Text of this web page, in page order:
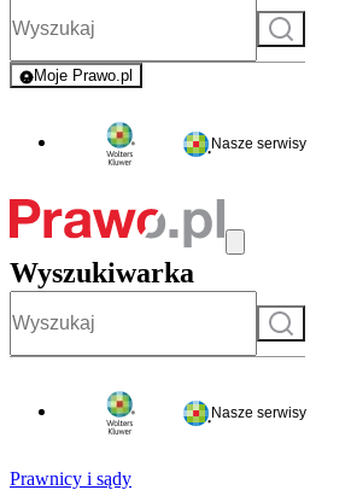
Szukaj
Moje Prawo.pl
- rejestracja i logowanie do serwisu
Nasze serwisy
Wyszukiwarka
Szukaj
Nasze serwisy
Prawnicy i sądy